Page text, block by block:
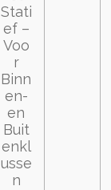
Stati
ef –
Voo
r
Binn
en-
en
Buit
enkl
usse
n